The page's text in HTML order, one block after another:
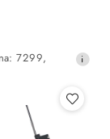
7299,